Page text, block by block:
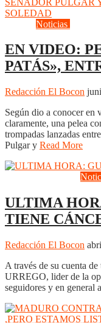
Noticias
EN VIDEO:
PATÁS»,
Redacción El Bocon
Según dio a conocer en
claramente, una pelea
trompadas lanzadas
Pulgar y Read More
ULTIMA
TIENE
Redacción El Bocon
A través de su cuenta
URREGO, lider de la
seguidores y en general